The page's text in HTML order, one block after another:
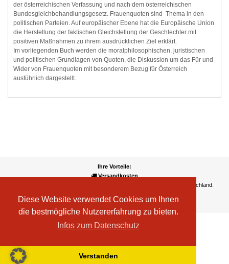
Diese Website verwendet Cookies um Ihnen
die bestmögliche Nutzererfahrung zu bieten.
Infos zum Datenschutz
Verstanden
der österreichischen Verfassung und nach dem österreichischen
Bundesgleichbehandlungsgesetz. Frauenquoten sind Thema in den
politischen Parteien. Auf europäischer Ebene hat die Europäische Union
die Herstellung der faktischen Gleichstellung der Geschlechter mit
positiven Maßnahmen zu ihrem ausdrücklichen Ziel erklärt.
Im vorliegenden Buch werden die moralphilosophischen, juristischen
und politischen Grundlagen von Quoten, die Diskussion um das Für und
Wider von Frauenquoten mit besonderem Bezug für Österreich
ausführlich dargestellt.
Ihre Vorteile:
Versandkosten
Wir liefern kostenlos ab EUR 50,- Bestellwert nach Österreich und Deutschland.
Wir akzeptieren Kreditkarte, PayPal, Sofortüberweisung